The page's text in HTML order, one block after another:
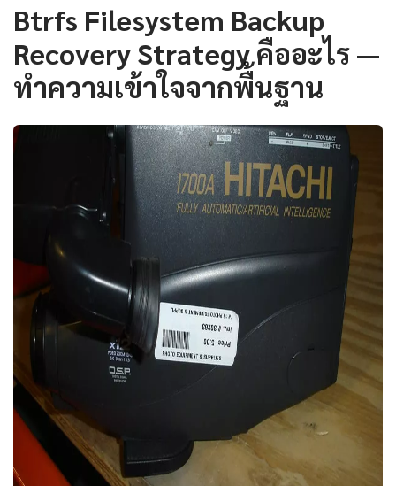
Btrfs Filesystem Backup
Recovery Strategy คืออะไร —
ทำความเข้าใจจากพื้นฐาน